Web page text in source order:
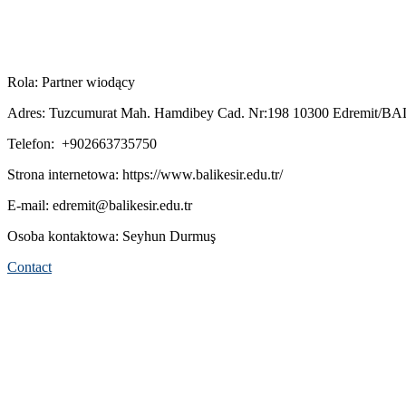
Rola: Partner wiodący
Adres: Tuzcumurat Mah. Hamdibey Cad. Nr:198 10300 Edremit/
Telefon: +902663735750
Strona internetowa: https://www.balikesir.edu.tr/
E-mail: edremit@balikesir.edu.tr
Osoba kontaktowa: Seyhun Durmuş
Contact